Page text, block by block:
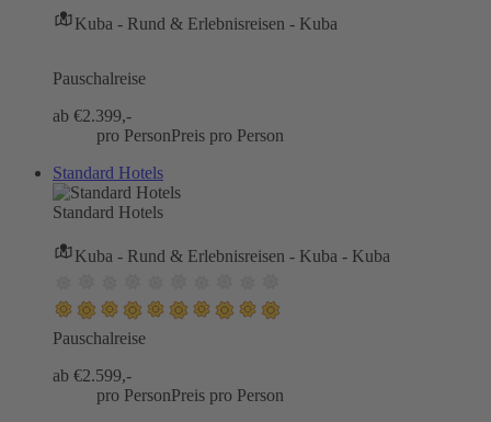
Kuba - Rund & Erlebnisreisen - Kuba
Pauschalreise
ab €2.399,-
pro PersonPreis pro Person
Standard Hotels
Standard Hotels
Kuba - Rund & Erlebnisreisen - Kuba - Kuba
Pauschalreise
ab €2.599,-
pro PersonPreis pro Person